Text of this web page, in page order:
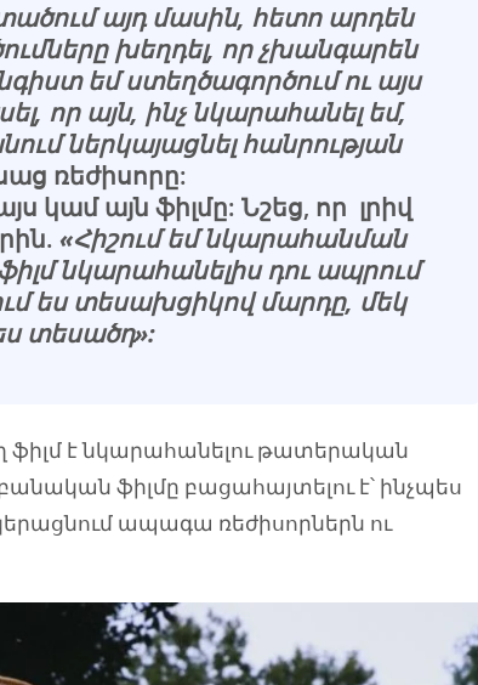
այդ մասին, հետո արդեն
խեղդել, որ չխանգարեն
եմ ստեղծագործում ու այս
որ այն, ինչ նկարահանել եմ,
ներկայացնել հանրության
ռեժիսորը:
կամ այն ֆիլմը: Նշեց, որ լրիվ
«Հիշում եմ նկարահանման
նկարահանելիս դու ապրում
ես տեսախցիկով մարդը, մեկ
տեսածդ»:
է նկարահանելու թատերական
ֆիլմը բացահայտելու է՝ ինչպես
ապագա ռեժիսորներն ու